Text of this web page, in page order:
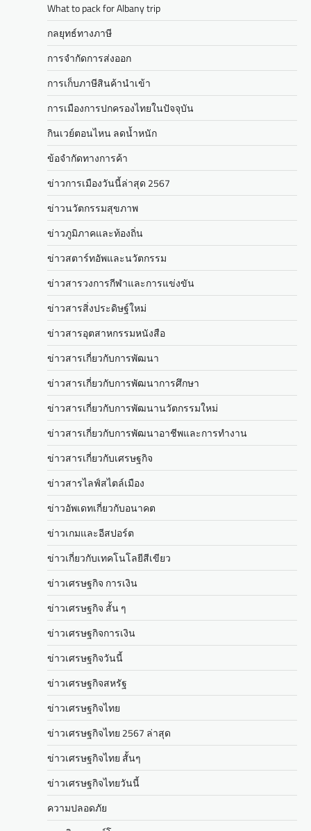
What to pack for Albany trip
กลยุทธ์ทางภาษี
การจำกัดการส่งออก
การเก็บภาษีสินค้านำเข้า
การเมืองการปกครองไทยในปัจจุบัน
กินเวย์ตอนไหน ลดน้ำหนัก
ข้อจำกัดทางการค้า
ข่าวการเมืองวันนี้ล่าสุด 2567
ข่าวนวัตกรรมสุขภาพ
ข่าวภูมิภาคและท้องถิ่น
ข่าวสตาร์ทอัพและนวัตกรรม
ข่าวสารวงการกีฬาและการแข่งขัน
ข่าวสารสิ่งประดิษฐ์ใหม่
ข่าวสารอุตสาหกรรมหนังสือ
ข่าวสารเกี่ยวกับการพัฒนา
ข่าวสารเกี่ยวกับการพัฒนาการศึกษา
ข่าวสารเกี่ยวกับการพัฒนานวัตกรรมใหม่
ข่าวสารเกี่ยวกับการพัฒนาอาชีพและการทำงาน
ข่าวสารเกี่ยวกับเศรษฐกิจ
ข่าวสารไลฟ์สไตล์เมือง
ข่าวอัพเดทเกี่ยวกับอนาคต
ข่าวเกมและอีสปอร์ต
ข่าวเกี่ยวกับเทคโนโลยีสีเขียว
ข่าวเศรษฐกิจ การเงิน
ข่าวเศรษฐกิจ สั้น ๆ
ข่าวเศรษฐกิจการเงิน
ข่าวเศรษฐกิจวันนี้
ข่าวเศรษฐกิจสหรัฐ
ข่าวเศรษฐกิจไทย
ข่าวเศรษฐกิจไทย 2567 ล่าสุด
ข่าวเศรษฐกิจไทย สั้นๆ
ข่าวเศรษฐกิจไทยวันนี้
ความปลอดภัย